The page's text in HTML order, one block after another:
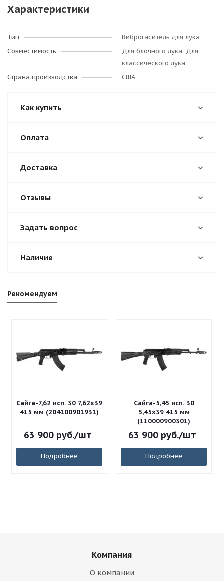
Характеристики
Тип
Виброгаситель для лука
Совместимость
Для блочного лука, Для
классического лука
Страна производства
США
Как купить
Оплата
Доставка
Отзывы
Задать вопрос
Наличие
Рекомендуем
Сайга-7,62 исп. 30 7,62x39
415 мм (204100901931)
63 900руб./шт
Подробнее
Сайга-5,45 исп. 30
5,45x39 415 мм
(110000900301)
63 900руб./шт
Подробнее
Компания
О компании